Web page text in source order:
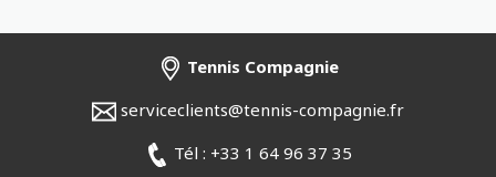
Tennis Compagnie
serviceclients@tennis-compagnie.fr
Tél : +33 1 64 96 37 35